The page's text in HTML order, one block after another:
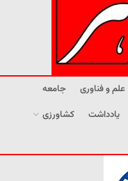
علم و فناوری
جامعه
یادداشت
کشاورزی